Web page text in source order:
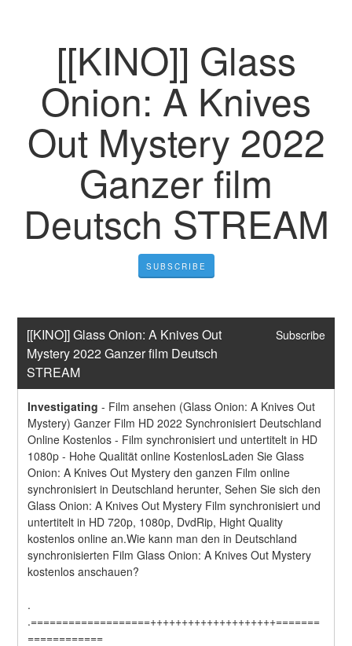
[[KINO]] Glass
Onion: A Knives
Out Mystery 2022
Ganzer film
Deutsch STREAM
SUBSCRIBE
[[KINO]] Glass Onion: A Knives Out
Mystery 2022 Ganzer film Deutsch
STREAM
Subscribe
Investigating - Film ansehen (Glass Onion: A Knives Out
Mystery) Ganzer Film HD 2022 Synchronisiert Deutschland
Online Kostenlos - Film synchronisiert und untertitelt in HD
1080p - Hohe Qualität online KostenlosLaden Sie Glass
Onion: A Knives Out Mystery den ganzen Film online
synchronisiert in Deutschland herunter, Sehen Sie sich den
Glass Onion: A Knives Out Mystery Film synchronisiert und
untertitelt in HD 720p, 1080p, DvdRip, Hight Quality
kostenlos online an.Wie kann man den in Deutschland
synchronisierten Film Glass Onion: A Knives Out Mystery
kostenlos anschauen?
.
.===================++++++++++++++++++++=======
============